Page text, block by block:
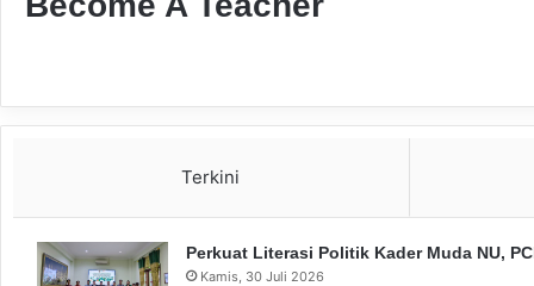
Terkini
Perkuat Literasi Politik Kader Muda NU,
Kamis, 30 Juli 2026